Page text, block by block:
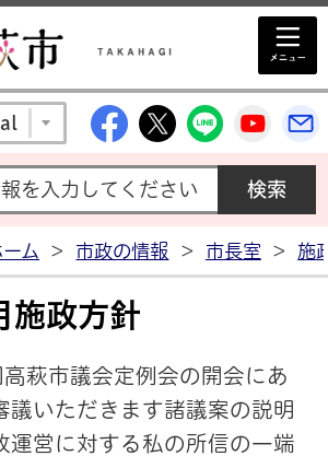
高萩市公式
高萩市公式X
高萩市
高
ーム > 市政の情報 > 市長室 > 施
施政方針
萩市議会定例会の開会にあ
議いただきます諸議案の説明
運営に対する私の所信の一端